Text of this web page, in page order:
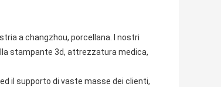
a changzhou, porcellana. I nostri
stampante 3d, attrezzatura medica,
il supporto di vaste masse dei clienti,